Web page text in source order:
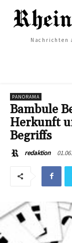
Nachrichten
PANORAMA
Bambule
Herkunft
Begriffs
redaktion